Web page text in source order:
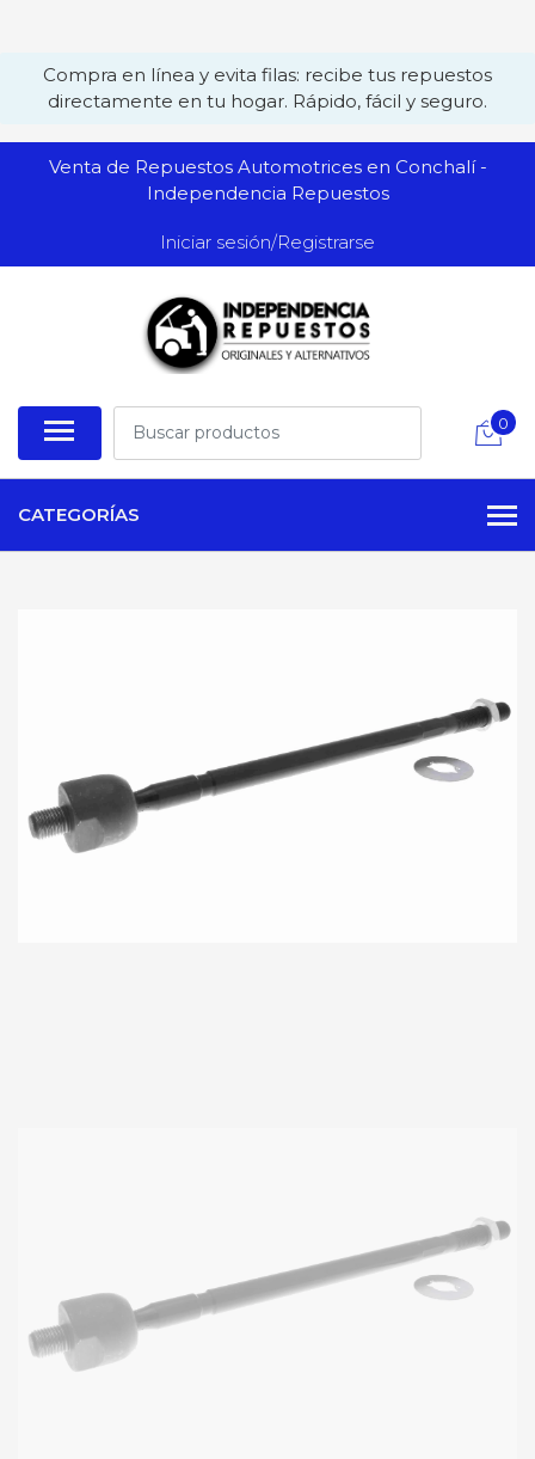
Compra en línea y evita filas: recibe tus repuestos
directamente en tu hogar. Rápido, fácil y seguro.
Venta de Repuestos Automotrices en Conchalí -
Independencia Repuestos
Iniciar sesión/Registrarse
0
CATEGORÍAS